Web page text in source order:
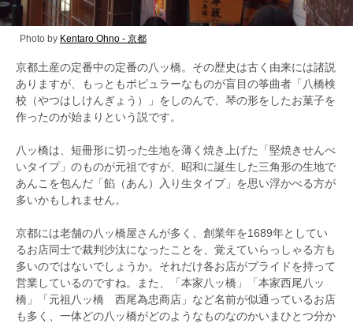
Photo by Kentaro Ohno - 京都
京都土産の定番中の定番の八ッ橋。その歴史は古く由来には諸説
ありますが、もっともポピュラーなものが盲目の筝曲者「八橋検
校（やつはしけんぎょう）」をしのんで、琴の形をしたお菓子を
作ったのが始まりという説です。
八ッ橋は、短冊形に切った生地を薄く焼き上げた「堅焼きせんべ
いタイプ」のものが元祖ですが、昭和に誕生した三角形の生地で
あんこを包んだ「餡（あん）入り生タイプ」を思い浮かべる方が
多いかもしれません。
京都には老舗の八ッ橋屋さんが多く、創業年を1689年としてい
るお店同士で裁判沙汰になったことを、覚えていらっしゃる方も
多いのではないでしょうか。それだけ各お店がプライドを持って
営業しているのですね。また、「本家八ッ橋」「本家西尾八ッ
橋」「元祖八ッ橋 西尾為忠商店」など名前が似通っているお店
も多く、一体どの八ッ橋がどのようなものなのかいまひとつ分か